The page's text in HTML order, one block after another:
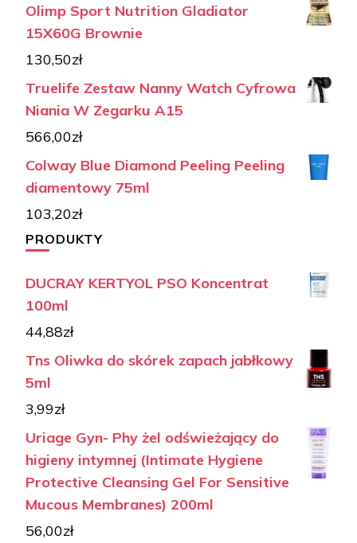
Olimp Sport Nutrition Gladiator
15X60G Brownie
130,50zł
Truelife Zestaw Nanny Watch Cyfrowa
Niania W Zegarku A15
566,00zł
Colway Blue Diamond Peeling Peeling
diamentowy 75ml
103,20zł
PRODUKTY
DUCRAY KERTYOL PSO Koncentrat
100ml
44,88zł
Tns Oliwka do skórek zapach jabłkowy
5ml
3,99zł
Uriage Gyn- Phy żel odświeżający do
higieny intymnej (Intimate Hygiene
Protective Cleansing Gel For Sensitive
Mucous Membranes) 200ml
56,00zł